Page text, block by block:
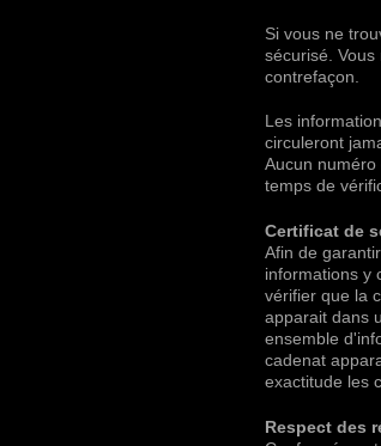
Si vous ne
sécurisé.
contrefaçon.
Les
circuleront
Aucun
temps de
Certificat de
Afin de
informations y
vérifier que la
apparait dans
ensemble
cadenat
exactitude les
Respect des